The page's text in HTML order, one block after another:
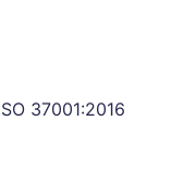
37001:2016